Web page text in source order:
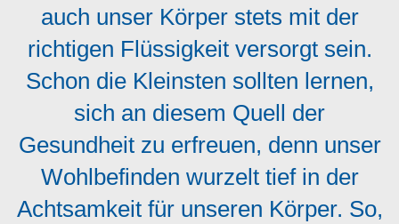
auch unser Körper stets mit der
richtigen Flüssigkeit versorgt sein.
Schon die Kleinsten sollten lernen,
sich an diesem Quell der
Gesundheit zu erfreuen, denn unser
Wohlbefinden wurzelt tief in der
Achtsamkeit für unseren Körper. So,